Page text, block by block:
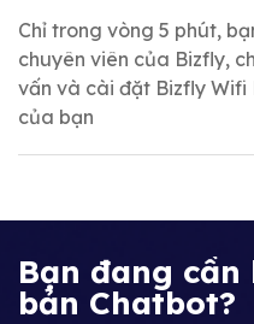
Chỉ trong vòng 5 phút,
chuyên viên của Bizfly,
vấn và cài đặt Bizfly
của bạn
Bạn đang
bản Chatbot?